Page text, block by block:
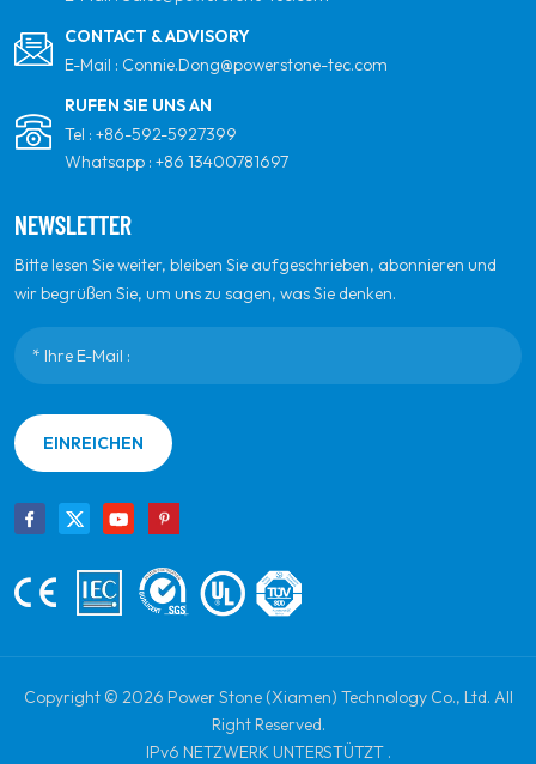
CONTACT & ADVISORY
E-Mail : Connie.Dong@powerstone-tec.com
RUFEN SIE UNS AN
Tel : +86-592-5927399
Whatsapp : +86 13400781697
NEWSLETTER
Bitte lesen Sie weiter, bleiben Sie aufgeschrieben, abonnieren und
wir begrüßen Sie, um uns zu sagen, was Sie denken.
EINREICHEN
Copyright © 2026 Power Stone (Xiamen) Technology Co., Ltd. All
Right Reserved.
IPv6 NETZWERK UNTERSTÜTZT .